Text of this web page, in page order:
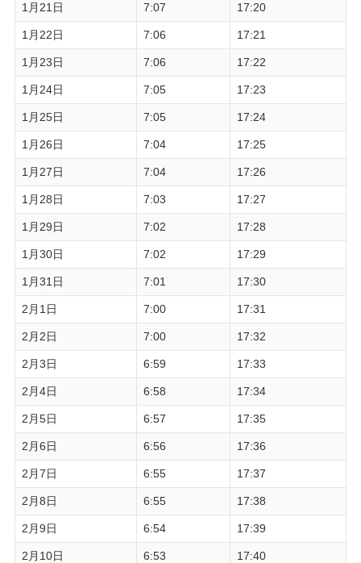
1月21日 7:07 17:20
1月22日 7:06 17:21
1月23日 7:06 17:22
1月24日 7:05 17:23
1月25日 7:05 17:24
1月26日 7:04 17:25
1月27日 7:04 17:26
1月28日 7:03 17:27
1月29日 7:02 17:28
1月30日 7:02 17:29
1月31日 7:01 17:30
2月1日 7:00 17:31
2月2日 7:00 17:32
2月3日 6:59 17:33
2月4日 6:58 17:34
2月5日 6:57 17:35
2月6日 6:56 17:36
2月7日 6:55 17:37
2月8日 6:55 17:38
2月9日 6:54 17:39
2月10日 6:53 17:40